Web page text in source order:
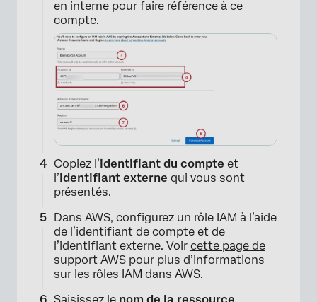
en interne pour faire référence à ce
compte.
Copiez l’identifiant du compte et
l’identifiant externe qui vous sont
présentés.
Dans AWS, configurez un rôle IAM à l’aide
de l’identifiant de compte et de
l’identifiant externe. Voir cette page de
support AWS pour plus d’informations
sur les rôles IAM dans AWS.